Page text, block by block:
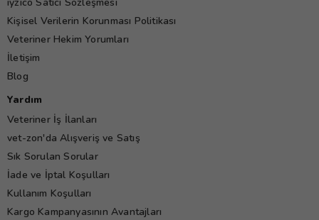
Kişisel Verilerin Korunması Politikası
Veteriner Hekim Yorumları
İletişim
Blog
Yardım
Veteriner İş İlanları
vet-zon'da Alışveriş ve Satış
Sık Sorulan Sorular
İade ve İptal Koşulları
Kullanım Koşulları
Kargo Kampanyasının Avantajları